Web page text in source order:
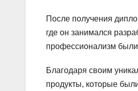
После получения
где он занимался
профессионализм были
Благодаря своим
продукты, которые